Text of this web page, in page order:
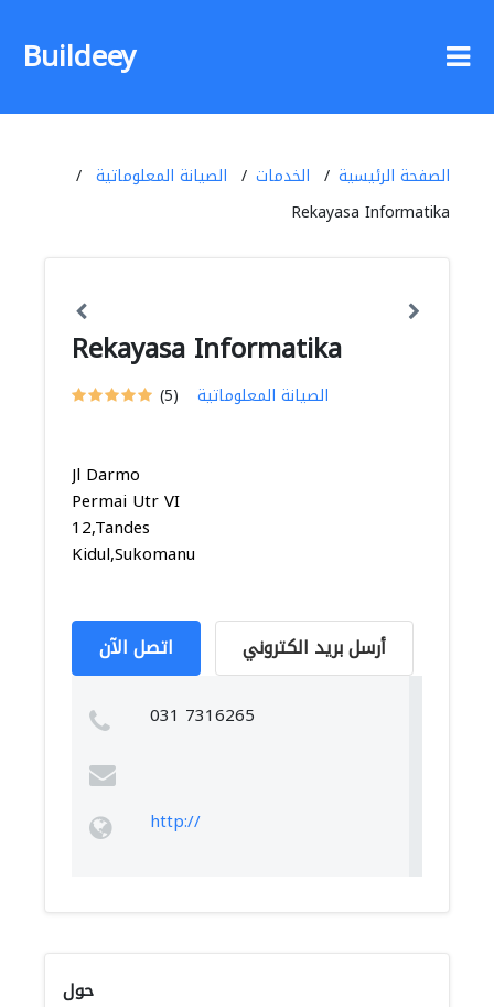
Buildeey
الصفحة الرئيسية الخدمات
الصيانة المعلوماتية
Rekayasa Informatika
Rekayasa Informatika
(5) الصيانة المعلوماتية
Jl Darmo
Permai Utr VI
12,Tandes
Kidul,Sukomanungg...
اتصل الآن أرسل بريد الكتروني
031 7316265
http://
حول